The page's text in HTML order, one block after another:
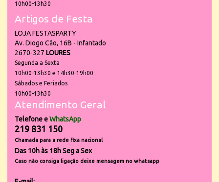
10h00-13h30
Artigos de Festa
LOJA FESTASPARTY
Av. Diogo Cão, 16B - Infantado
2670-327 LOURES
Segunda a Sexta
10h00-13h30 e 14h30-19h00
Sábados e Feriados
10h00-13h30
Atendimento Geral
Telefone eWhatsApp
219 831 150
Chamada para a rede fixa nacional
Das 10h às 18h Seg a Sex
Caso não consiga ligação deixe mensagem no whatsapp